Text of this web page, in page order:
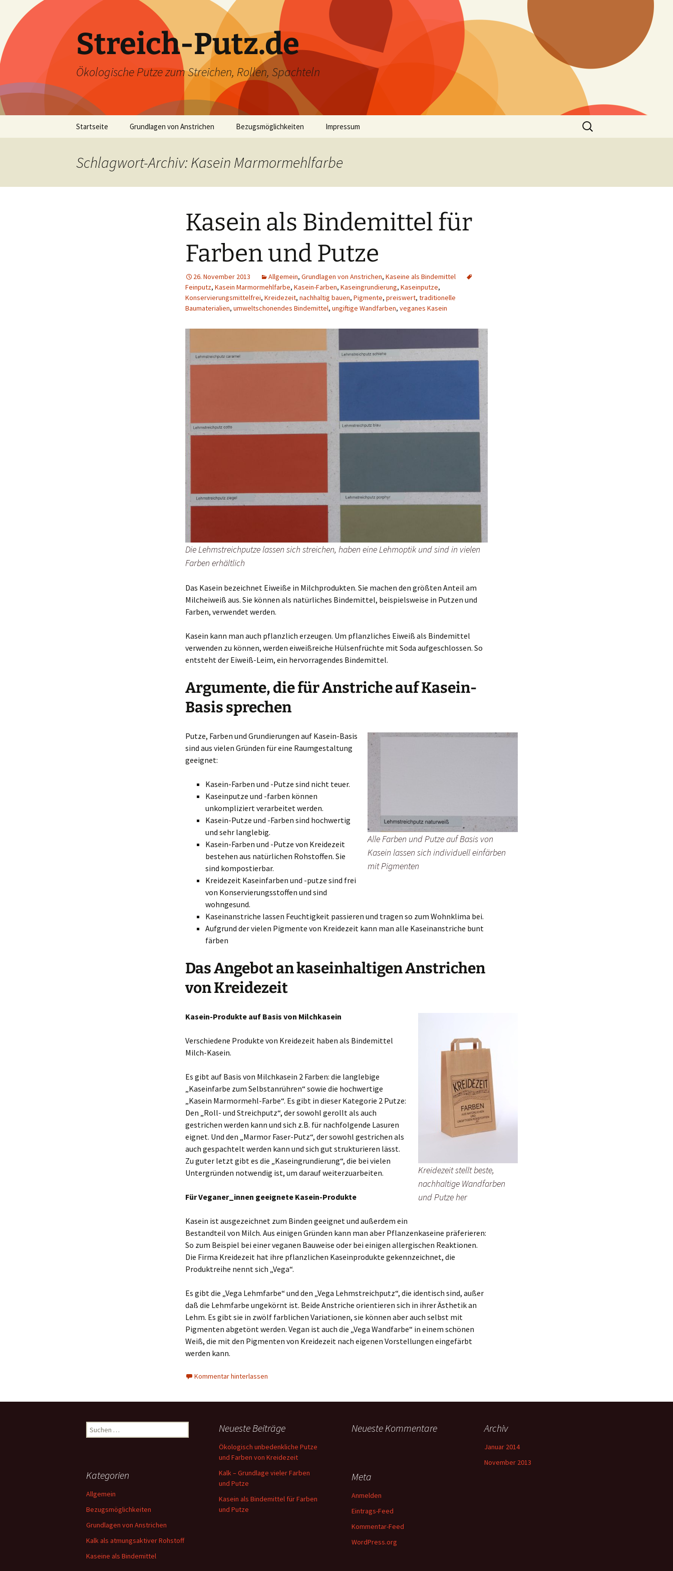
Inhalt
springen
Streich-Putz.de
Ökologische Putze zum Streichen, Rollen, Spachteln
Startseite Grundlagen von Anstrichen
Rohstoff
Bezugsmöglichkeiten Impressum
Suchen
nach:
Schlagwort-Archiv: Kasein Marmormehlfarbe
Kasein als Bindemittel für
Farben und Putze
26. November 2013 Allgemein, Grundlagen von Anstrichen, Kaseine als Bindemittel
Feinputz, Kasein Marmormehlfarbe, Kasein-Farben, Kaseingrundierung, Kaseinputze,
Konservierungsmittelfrei, Kreidezeit, nachhaltig bauen, Pigmente, preiswert, traditionelle
Baumaterialien, umweltschonendes Bindemittel, ungiftige Wandfarben, veganes Kasein
Die Lehmstreichputze lassen sich streichen, haben eine Lehmoptik und sind in vielen
Farben erhältlich
Das Kasein bezeichnet Eiweiße in Milchprodukten. Sie machen den größten Anteil am
Milcheiweiß aus. Sie können als natürliches Bindemittel, beispielsweise in Putzen und
Farben, verwendet werden.
Kasein kann man auch pflanzlich erzeugen. Um pflanzliches Eiweiß als Bindemittel
verwenden zu können, werden eiweißreiche Hülsenfrüchte mit Soda aufgeschlossen. So
entsteht der Eiweiß-Leim, ein hervorragendes Bindemittel.
Argumente, die für Anstriche auf Kasein-
Basis sprechen
Alle Farben und Putze auf Basis von
Kasein lassen sich individuell einfärben
mit Pigmenten
Putze, Farben und Grundierungen auf Kasein-Basis
sind aus vielen Gründen für eine Raumgestaltung
geeignet:
Kasein-Farben und -Putze sind nicht teuer.
Kaseinputze und -farben können
unkompliziert verarbeitet werden.
Kasein-Putze und -Farben sind hochwertig
und sehr langlebig.
Kasein-Farben und -Putze von Kreidezeit
bestehen aus natürlichen Rohstoffen. Sie
sind kompostierbar.
Kreidezeit Kaseinfarben und -putze sind frei
von Konservierungsstoffen und sind
wohngesund.
Kaseinanstriche lassen Feuchtigkeit passieren und tragen so zum Wohnklima bei.
Aufgrund der vielen Pigmente von Kreidezeit kann man alle Kaseinanstriche bunt
färben
Das Angebot an kaseinhaltigen Anstrichen
von Kreidezeit
Kreidezeit stellt beste,
nachhaltige Wandfarben
und Putze her
Kasein-Produkte auf Basis von Milchkasein
Verschiedene Produkte von Kreidezeit haben als Bindemittel
Milch-Kasein.
Es gibt auf Basis von Milchkasein 2 Farben: die langlebige
„Kaseinfarbe zum Selbstanrühren“ sowie die hochwertige
„Kasein Marmormehl-Farbe“. Es gibt in dieser Kategorie 2 Putze:
Den „Roll- und Streichputz“, der sowohl gerollt als auch
gestrichen werden kann und sich z.B. für nachfolgende Lasuren
eignet. Und den „Marmor Faser-Putz“, der sowohl gestrichen als
auch gespachtelt werden kann und sich gut strukturieren lässt.
Zu guter letzt gibt es die „Kaseingrundierung“, die bei vielen
Untergründen notwendig ist, um darauf weiterzuarbeiten.
Für Veganer_innen geeignete Kasein-Produkte
Kasein ist ausgezeichnet zum Binden geeignet und außerdem ein
Bestandteil von Milch. Aus einigen Gründen kann man aber Pflanzenkaseine präferieren:
So zum Beispiel bei einer veganen Bauweise oder bei einigen allergischen Reaktionen.
Die Firma Kreidezeit hat ihre pflanzlichen Kaseinprodukte gekennzeichnet, die
Produktreihe nennt sich „Vega“.
Es gibt die „Vega Lehmfarbe“ und den „Vega Lehmstreichputz“, die identisch sind, außer
daß die Lehmfarbe ungekörnt ist. Beide Anstriche orientieren sich in ihrer Ästhetik an
Lehm. Es gibt sie in zwölf farblichen Variationen, sie können aber auch selbst mit
Pigmenten abgetönt werden. Vegan ist auch die „Vega Wandfarbe“ in einem schönen
Weiß, die mit den Pigmenten von Kreidezeit nach eigenen Vorstellungen eingefärbt
werden kann.
Kommentar hinterlassen
Suchen
nach:
Neueste Beiträge
Ökologisch unbedenkliche Putze
und Farben von Kreidezeit
Kalk – Grundlage vieler Farben
und Putze
Kasein als Bindemittel für Farben
und Putze
Neueste Kommentare Archiv
Januar 2014
November 2013
Kategorien
Allgemein
Bezugsmöglichkeiten
Grundlagen von Anstrichen
Kalk als atmungsaktiver Rohstoff
Kaseine als Bindemittel
Meta
Anmelden
Eintrags-Feed
Kommentar-Feed
WordPress.org